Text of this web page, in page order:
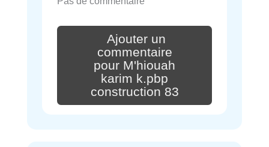
Ajouter un
commentaire
pour M'hiouah
karim k.pbp
construction 83